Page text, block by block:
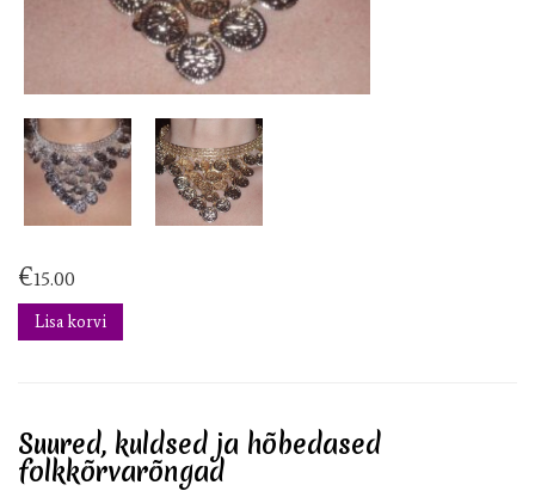
€15.00
Lisa korvi
Suured, kuldsed ja hõbedased
folkkõrvarõngad